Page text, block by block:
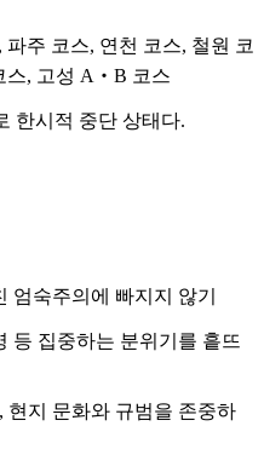
주 코스, 연천 코스, 철원 코
스, 고성 A‧B 코스
한시적 중단 상태다.
엄숙주의에 빠지지 않기
등 집중하는 분위기를 흩뜨
현지 문화와 규범을 존중하